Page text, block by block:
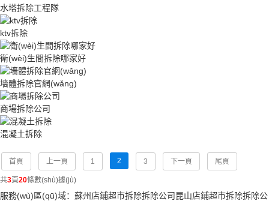
水塔拆除工程隊
ktv拆除
衛(wèi)生間拆除哪家好
墻體拆除官網(wǎng)
商場拆除公司
混凝土拆除
首頁 上一頁 1 2 3 下一頁 尾頁
共3頁20條數(shù)據(jù)
服務(wù)區(qū)域： 蘇州店鋪超市拆除拆除公司 昆山店鋪超市拆除拆除公